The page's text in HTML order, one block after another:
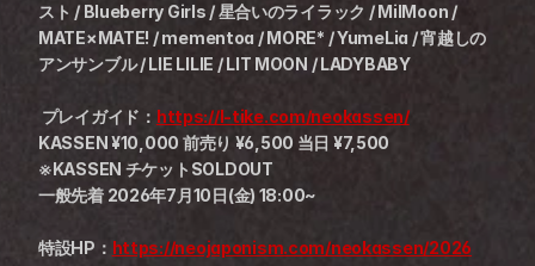
スト / Blueberry Girls / 星合いのライラック / MilMoon /
MATE×MATE! / mementoa / MORE* / YumeLia / 宵越しの
アンサンブル / LIE LILIE / LIT MOON / LADYBABY
プレイガイド： https://l-tike.com/neokassen/
KASSEN ¥10,000 前売り ¥6,500 当日 ¥7,500
※KASSEN チケットSOLDOUT
一般先着 2026年7月10日(金) 18:00~
特設HP： https://neojaponism.com/neokassen/2026